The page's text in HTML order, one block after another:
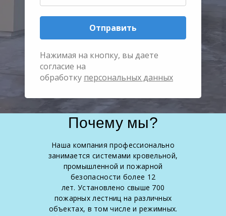
Отправить
Нажимая на кнопку, вы даете
согласие на
обработку персональных данных
Почему мы?
Наша компания профессионально
занимается системами кровельной,
промышленной и пожарной
безопасности более 12
лет. Установлено свыше 700
пожарных лестниц на различных
объектах, в том числе и режимных.